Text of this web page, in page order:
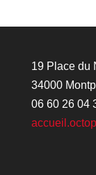
19 Place du
34000
06 60 26 04